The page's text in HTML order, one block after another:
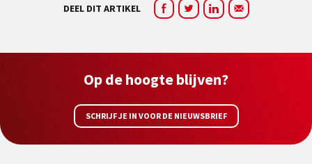
DEEL DIT ARTIKEL
Op de hoogte blijven?
SCHRIJF JE IN VOOR DE NIEUWSBRIEF